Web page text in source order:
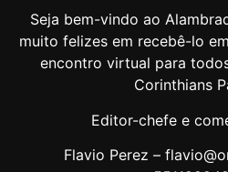
Seja bem-vindo ao
muito felizes em recebê-lo
encontro virtual para
Corinthians
Editor-chefe e
Flavio Perez –